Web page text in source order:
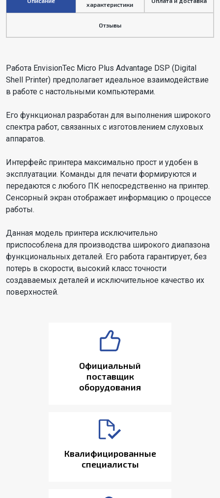
характеристики
Отзывы
Работа EnvisionTec Micro Plus Advantage DSP (Digital
Shell Printer) предполагает идеальное взаимодействие
в работе с настольными компьютерами.
Его функционал разработан для выполнения широкого
спектра работ, связанных с изготовлением слуховых
аппаратов.
Интерфейс принтера максимально прост и удобен в
эксплуатации. Команды для печати формируются и
передаются с любого ПК непосредственно на принтер.
Сенсорный экран отображает информацию о процессе
работы.
Данная модель принтера исключительно
приспособлена для производства широкого диапазона
функциональных деталей. Его работа гарантирует, без
потерь в скорости, высокий класс точности
создаваемых деталей и исключительное качество их
поверхностей.
Официальный
поставщик
оборудования
Квалифицированные
специалисты